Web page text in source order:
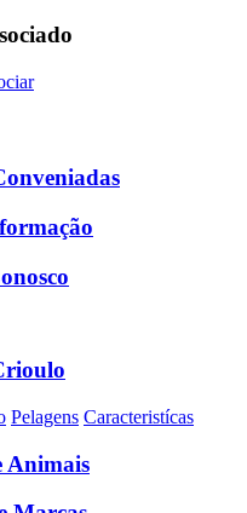
Pelagens Caracteristícas
Animais